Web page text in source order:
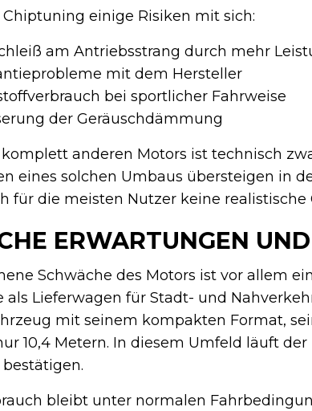
einige Risiken mit sich:
am Antriebsstrang durch mehr
mit dem Hersteller
bei sportlicher Fahrweise
der Geräuschdämmung
anderen Motors ist technisch
eines solchen Umbaus übersteigen in
für die meisten Nutzer keine realistische
ERWARTUNGEN
Schwäche des Motors ist vor allem
als Lieferwagen für Stadt- und
mit seinem kompakten Format,
10,4 Metern. In diesem Umfeld läuft
bleibt unter normalen